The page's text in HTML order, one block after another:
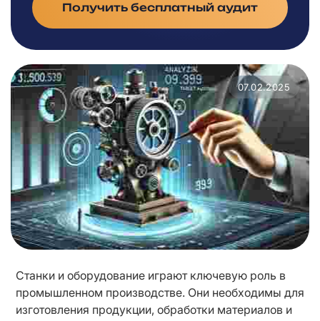
Получить бесплатный аудит
07.02.2025
Станки и оборудование играют ключевую роль в
промышленном производстве. Они необходимы для
изготовления продукции, обработки материалов и